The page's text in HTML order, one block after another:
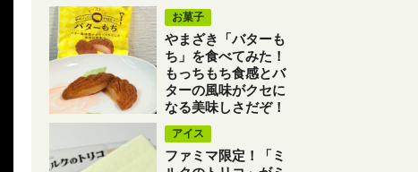
お菓子
やまざき「バターも
ち」を食べてみた！
もっちもち食感とバ
ターの風味がクセに
なる美味しさだぞ！
アイス
ファミマ限定！「ミ